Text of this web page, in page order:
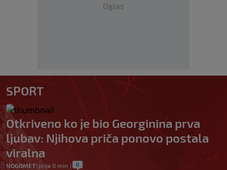
Oglas
SPORT
Otkriveno ko je bio Georginina prva
ljubav: Njihova priča ponovo postala
viralna
NOGOMET| prije 0 min. | 0